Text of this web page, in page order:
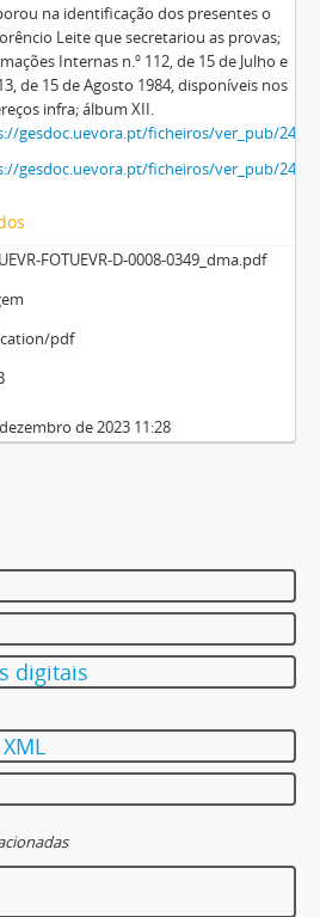
na identificação dos presentes o
Leite que secretariou as provas;
Internas n.º 112, de 15 de Julho e
de 15 de Agosto 1984, disponíveis nos
infra; álbum XII.
gesdoc.uevora.pt/ficheiros/ver_pub/
gesdoc.uevora.pt/ficheiros/ver_pub/
FOTUEVR-D-0008-0349_dma.pdf
pdf
de 2023 11:28
digitais